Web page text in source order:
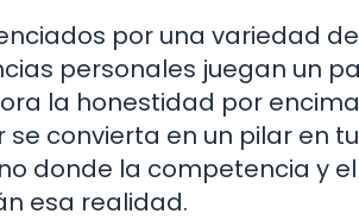
por una variedad de
personales juegan un
la honestidad por
convierta en un pilar en
donde la competencia y
esa realidad.